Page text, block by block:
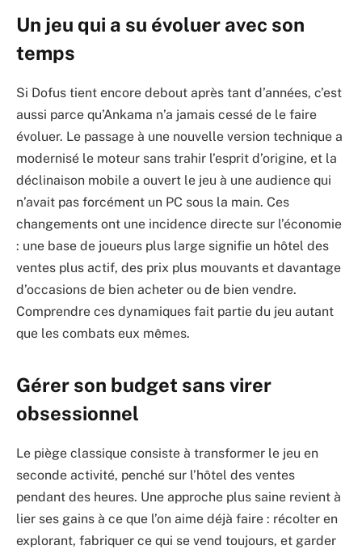
Un jeu qui a su évoluer avec son
temps
Si Dofus tient encore debout après tant d’années, c’est
aussi parce qu’Ankama n’a jamais cessé de le faire
évoluer. Le passage à une nouvelle version technique a
modernisé le moteur sans trahir l’esprit d’origine, et la
déclinaison mobile a ouvert le jeu à une audience qui
n’avait pas forcément un PC sous la main. Ces
changements ont une incidence directe sur l’économie
: une base de joueurs plus large signifie un hôtel des
ventes plus actif, des prix plus mouvants et davantage
d’occasions de bien acheter ou de bien vendre.
Comprendre ces dynamiques fait partie du jeu autant
que les combats eux mêmes.
Gérer son budget sans virer
obsessionnel
Le piège classique consiste à transformer le jeu en
seconde activité, penché sur l’hôtel des ventes
pendant des heures. Une approche plus saine revient à
lier ses gains à ce que l’on aime déjà faire : récolter en
explorant, fabriquer ce qui se vend toujours, et garder